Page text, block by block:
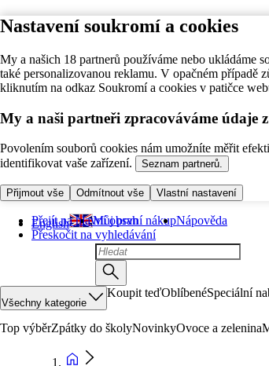
Nastavení soukromí a cookies
My a našich 18 partnerů používáme nebo ukládáme
také personalizovanou reklamu. V opačném případě
kliknutím na odkaz Soukromí a cookies v patičce
My a naši partneři zpracováváme údaje
Povolením souborů cookies nám umožníte měřit
identifikovat vaše zařízení.
Seznam partnerů.
Přijmout vše Odmítnout vše Vlastní nastavení
Přejít na hlavní obsah
Přeskočit na vyhledávání
English Můj první nákupNápověda
Všechny kategorie
Koupit teďOblíbenéSpeciální
Top výběrZpátky do školyNovinkyOvoce a zelenina